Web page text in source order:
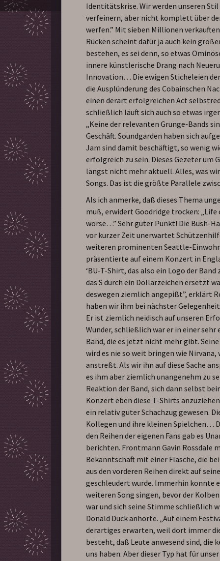
Identitätskrise. Wir werden unseren Stil
verfeinern, aber nicht komplett über
werfen.” Mit sieben Millionen
Rücken scheint dafür ja auch kein
bestehen, es sei denn, so etwas
innere künstlerische Drang nach
Innovation… Die ewigen Sticheleien
die Ausplünderung des Cobainschen
einen derart erfolgreichen Act
schließlich läuft sich auch so etwas
„Keine der relevanten Grunge-Bands
Geschäft. Soundgarden haben sich
Jam sind damit beschäftigt, so wenig
erfolgreich zu sein. Dieses Gezeter um
längst nicht mehr aktuell. Alles, was
Songs. Das ist die größte Parallele
Als ich anmerke, daß dieses Thema
muß, erwidert Goodridge trocken: „Life
worse…” Sehr guter Punkt! Die Bush-
vor kurzer Zeit unerwartet
weiteren prominenten Seattle-
präsentierte auf einem Konzert in
‘BU-T-Shirt, das also ein Logo der
das S durch ein Dollarzeichen ersetzt
deswegen ziemlich angepißt”, erklärt
haben wir ihm bei nächster
Er ist ziemlich neidisch auf unseren
Wunder, schließlich war er in einer
Band, die es jetzt nicht mehr gibt.
wird es nie so weit bringen wie Nirvana,
anstreßt. Als wir ihn auf diese Sache
es ihm aber ziemlich unangenehm zu
Reaktion der Band, sich dann selbst
Konzert eben diese T-Shirts
ein relativ guter Schachzug gewesen.
Kollegen und ihre kleinen Spielchen…
den Reihen der eigenen Fans gab es
berichten. Frontmann Gavin Rossdale
Bekanntschaft mit einer Flasche, die
aus den vorderen Reihen direkt auf
geschleudert wurde. Immerhin konnte
weiteren Song singen, bevor der
war und sich seine Stimme schließlich
Donald Duck anhörte. „Auf einem
derartiges erwarten, weil dort immer
besteht, daß Leute anwesend sind, die
uns haben. Aber dieser Typ hat für